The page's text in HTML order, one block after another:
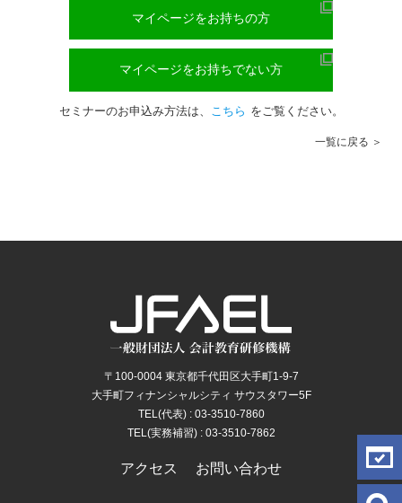
マイページをお持ちの方
マイページをお持ちでない方
セミナーのお申込み方法は、 こちら をご覧ください。
一覧に戻る
〒100-0004 東京都千代田区大手町1-9-7
大手町フィナンシャルシティ サウスタワー5F
TEL(代表) : 03-3510-7860
TEL(実務補習) : 03-3510-7862
アクセス お問い合わせ